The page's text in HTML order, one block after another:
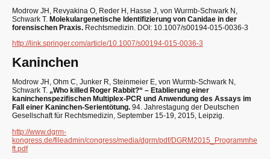
Modrow JH, Revyakina O, Reder H, Hasse J, von Wurmb-Schwark N,
Schwark T. Molekulargenetische Identifizierung von Canidae in der
forensischen Praxis. Rechtsmedizin. DOI: 10.1007/s00194-015-0036-3
http://link.springer.com/article/10.1007/s00194-015-0036-3
Kaninchen
Modrow JH, Ohm C, Junker R, Steinmeier E, von Wurmb-Schwark N,
Schwark T. „Who killed Roger Rabbit?“ – Etablierung einer
kaninchenspezifischen Multiplex-PCR und Anwendung des Assays im
Fall einer Kaninchen-Serientötung. 94. Jahrestagung der Deutschen
Gesellschaft für Rechtsmedizin, September 15-19, 2015, Leipzig.
http://www.dgrm-
kongress.de/fileadmin/congress/media/dgrm/pdf/DGRM2015_Programmhe
ft.pdf